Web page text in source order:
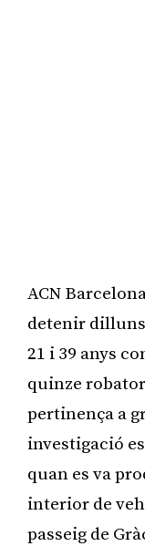
ACN
detenir dilluns
21 i 39 anys
quinze
pertinença a
investigació
quan es va
interior de
passeig de